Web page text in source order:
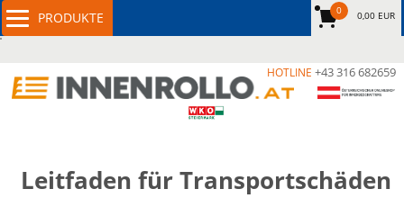
Leitfaden für Transportschäden
0 0,00 EUR
HOTLINE +43 316 682659